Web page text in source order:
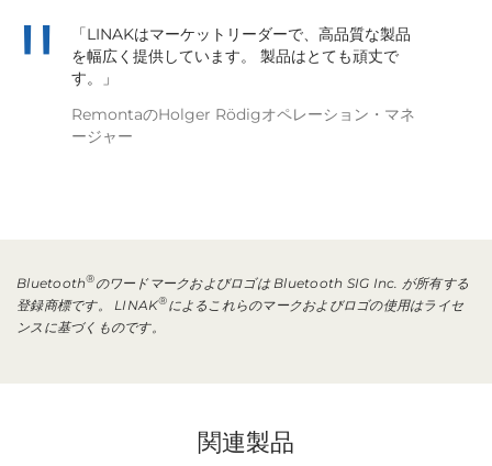
「LINAKはマーケットリーダーで、高品質な製品
を幅広く提供しています。 製品はとても頑丈で
す。」
RemontaのHolger Rödigオペレーション・マネ
ージャー
Bluetooth®のワードマークおよびロゴは Bluetooth SIG Inc. が所有する
登録商標です。 LINAK®によるこれらのマークおよびロゴの使用はライセ
ンスに基づくものです。
関連製品